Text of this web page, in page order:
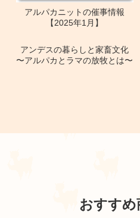
アルパカニットの催事情報
【2025年1月】
アンデスの暮らしと家畜文化
〜アルパカとラマの放牧とは〜
おすすめ